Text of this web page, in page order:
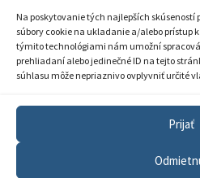
Na poskytovanie tých najlepších skúseností
súbory cookie na ukladanie a/alebo prístup
týmito technológiami nám umožní
prehliadaní alebo jedinečné ID na tejto
súhlasu môže nepriaznivo ovplyvniť určité
Prijať
Zásady ochrany
Sprístupnenie